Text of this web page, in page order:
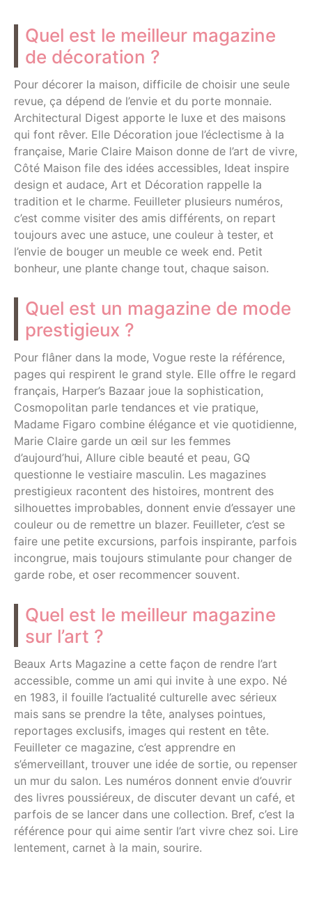
Quel est le meilleur magazine
de décoration ?
Pour décorer la maison, difficile de choisir une seule
revue, ça dépend de l’envie et du porte monnaie.
Architectural Digest apporte le luxe et des maisons
qui font rêver. Elle Décoration joue l’éclectisme à la
française, Marie Claire Maison donne de l’art de vivre,
Côté Maison file des idées accessibles, Ideat inspire
design et audace, Art et Décoration rappelle la
tradition et le charme. Feuilleter plusieurs numéros,
c’est comme visiter des amis différents, on repart
toujours avec une astuce, une couleur à tester, et
l’envie de bouger un meuble ce week end. Petit
bonheur, une plante change tout, chaque saison.
Quel est un magazine de mode
prestigieux ?
Pour flâner dans la mode, Vogue reste la référence,
pages qui respirent le grand style. Elle offre le regard
français, Harper’s Bazaar joue la sophistication,
Cosmopolitan parle tendances et vie pratique,
Madame Figaro combine élégance et vie quotidienne,
Marie Claire garde un œil sur les femmes
d’aujourd’hui, Allure cible beauté et peau, GQ
questionne le vestiaire masculin. Les magazines
prestigieux racontent des histoires, montrent des
silhouettes improbables, donnent envie d’essayer une
couleur ou de remettre un blazer. Feuilleter, c’est se
faire une petite excursions, parfois inspirante, parfois
incongrue, mais toujours stimulante pour changer de
garde robe, et oser recommencer souvent.
Quel est le meilleur magazine
sur l’art ?
Beaux Arts Magazine a cette façon de rendre l’art
accessible, comme un ami qui invite à une expo. Né
en 1983, il fouille l’actualité culturelle avec sérieux
mais sans se prendre la tête, analyses pointues,
reportages exclusifs, images qui restent en tête.
Feuilleter ce magazine, c’est apprendre en
s’émerveillant, trouver une idée de sortie, ou repenser
un mur du salon. Les numéros donnent envie d’ouvrir
des livres poussiéreux, de discuter devant un café, et
parfois de se lancer dans une collection. Bref, c’est la
référence pour qui aime sentir l’art vivre chez soi. Lire
lentement, carnet à la main, sourire.